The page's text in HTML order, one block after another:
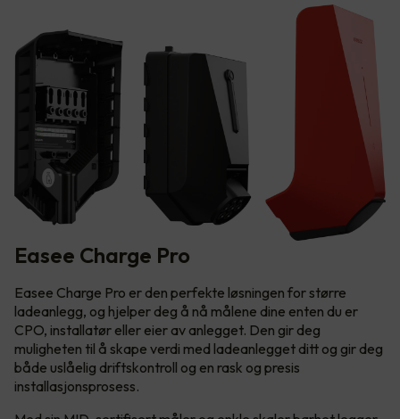
Easee Charge Pro
Easee Charge Pro er den perfekte løsningen for større
ladeanlegg, og hjelper deg å nå målene dine enten du er
CPO, installatør eller eier av anlegget. Den gir deg
muligheten til å skape verdi med ladeanlegget ditt og gir deg
både uslåelig driftskontroll og en rask og presis
installasjonsprosess.